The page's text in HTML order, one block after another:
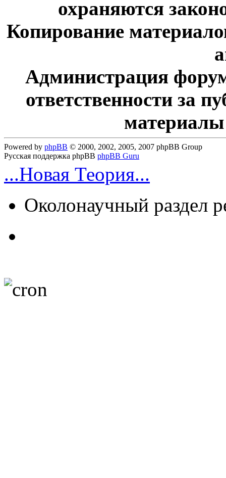
охраняются
Копирование
Администрация
ответственности за
Powered by phpBB © 2000, 2002, 2005, 2007 phpBB Group
Русская поддержка phpBB phpBB Guru
...Новая Теория...
Околонаучный раздел